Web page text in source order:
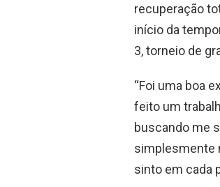
recuperação
início da
3, torneio de
“Foi uma boa
feito um
buscando me
simplesmente
sinto em cada